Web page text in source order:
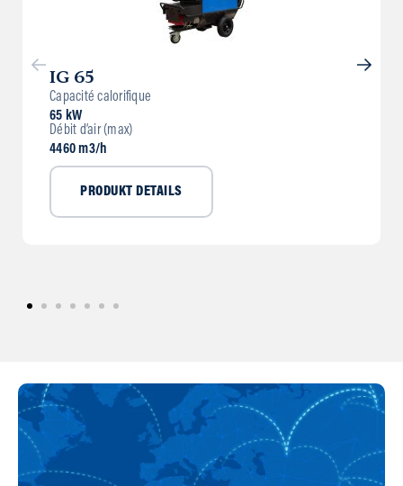
IG 65
Capacité calorifique
65 kW
Débit d’air (max)
4460 m3/h
PRODUKT DETAILS